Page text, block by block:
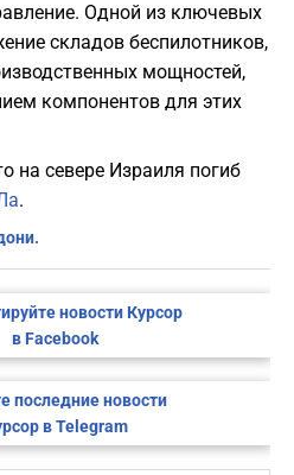
Одной из ключевых
складов беспилотников,
мощностей,
компонентов для этих
на севере Израиля погиб
.
новости Курсор
в Facebook
последние новости
в Telegram